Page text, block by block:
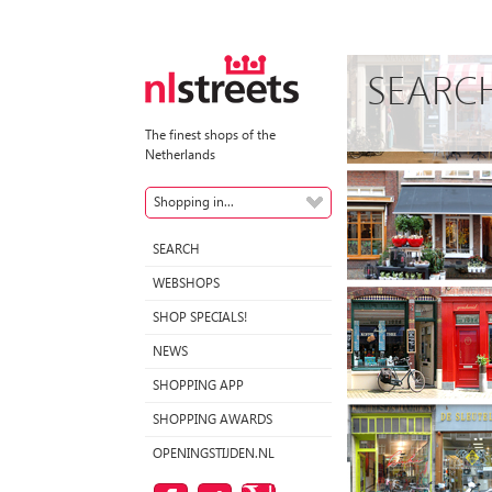
The finest shops of the
Netherlands
Shopping in...
SEARCH
WEBSHOPS
SHOP SPECIALS!
NEWS
SHOPPING APP
SHOPPING AWARDS
OPENINGSTIJDEN.NL